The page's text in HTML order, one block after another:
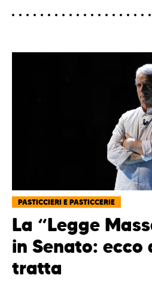
PASTICCIERI E PASTICCERIE
La “Legge
in Senato: ecco
tratta